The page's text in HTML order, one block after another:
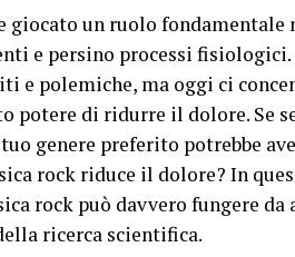
giocato un ruolo
e persino processi
e polemiche, ma oggi ci
potere di ridurre il dolore. Se
genere preferito potrebbe
rock riduce il dolore? In
rock può davvero fungere
ricerca scientifica.